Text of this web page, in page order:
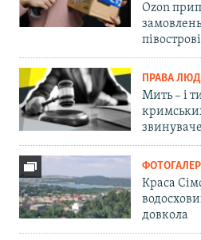
Ozon
півострові
ПРАВА
Мить – і
Краса
довкола